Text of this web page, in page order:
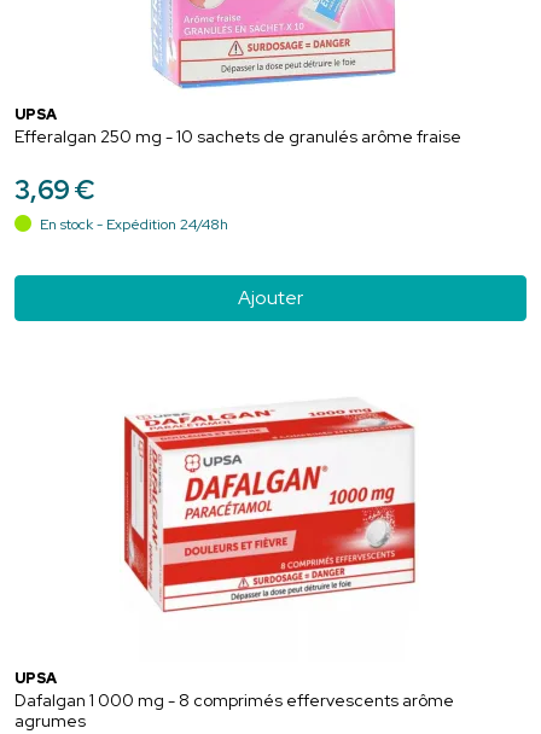
UPSA
Efferalgan 250 mg - 10 sachets de granulés arôme fraise
3,69€
En stock - Expédition 24/48h
Ajouter
UPSA
Dafalgan 1 000 mg - 8 comprimés effervescents arôme
agrumes